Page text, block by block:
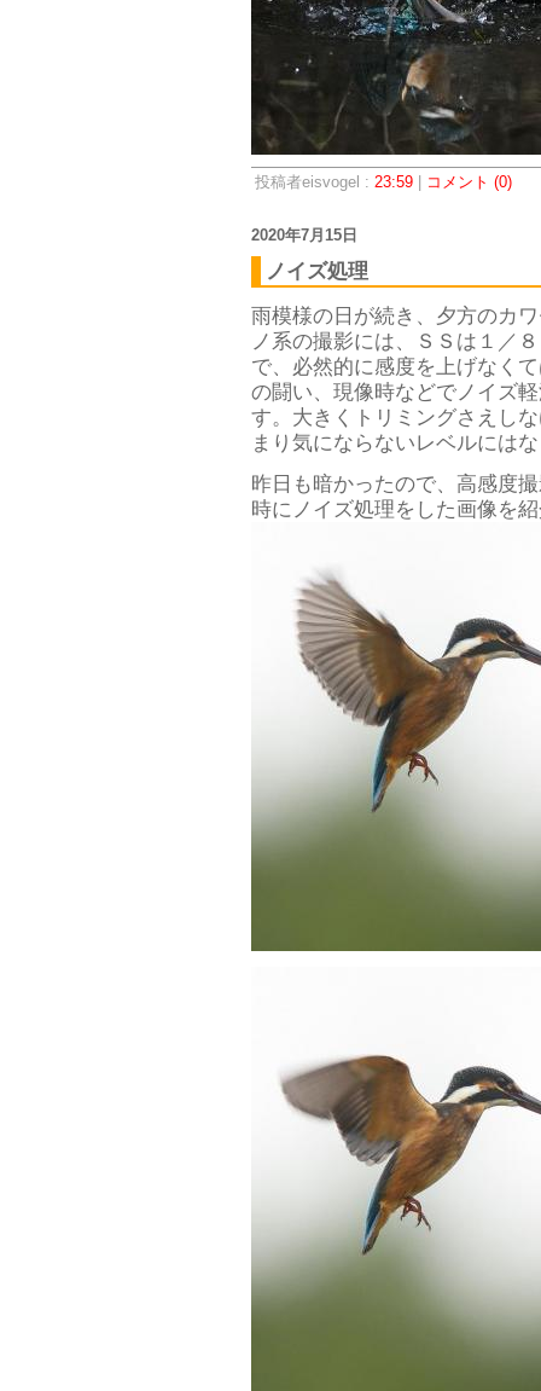
投稿者eisvogel : 23:59| コメント (0)
2020年7月15日
ノイズ処理
雨模様の日が続き、夕方のカ
ノ系の撮影には、ＳＳは１／
で、必然的に感度を上げなく
の闘い、現像時などでノイズ
す。大きくトリミングさえし
まり気にならないレベルには
昨日も暗かったので、高感度
時にノイズ処理をした画像を